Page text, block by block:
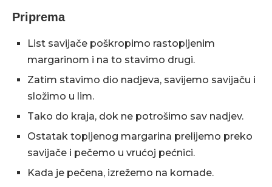
Priprema
List savijače poškropimo rastopljenim
margarinom i na to stavimo drugi.
Zatim stavimo dio nadjeva, savijemo savijaču i
složimo u lim.
Tako do kraja, dok ne potrošimo sav nadjev.
Ostatak topljenog margarina prelijemo preko
savijače i pečemo u vrućoj pećnici.
Kada je pečena, izrežemo na komade.